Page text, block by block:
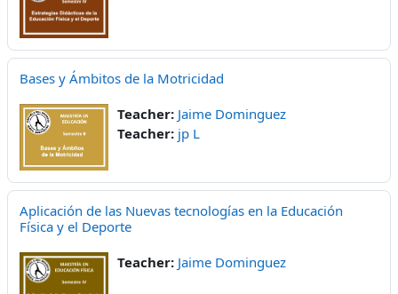
Bases y Ámbitos de la Motricidad
Teacher: Jaime Dominguez
Teacher: jp L
Aplicación de las Nuevas tecnologías en la Educación
Física y el Deporte
Teacher: Jaime Dominguez